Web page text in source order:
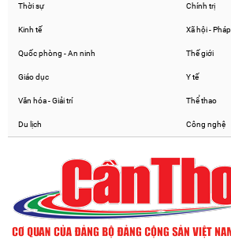
Thời sự Chính trị
Kinh tế Xã hội -
Quốc phòng - An ninh Thế giới
Giáo dục Y tế
Văn hóa - Giải trí Thể thao
Du lịch Công nghệ